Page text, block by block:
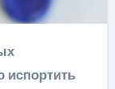
испортить